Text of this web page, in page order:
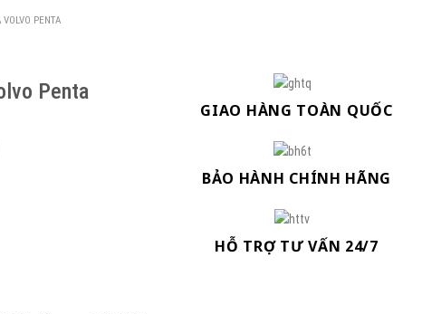
PENTA
Penta
GIAO HÀNG TOÀN QUỐC
BẢO HÀNH CHÍNH HÃNG
HỖ TRỢ TƯ VẤN 24/7